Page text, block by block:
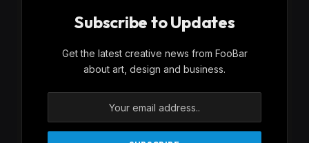
Subscribe to Updates
Get the latest creative news from FooBar
about art, design and business.